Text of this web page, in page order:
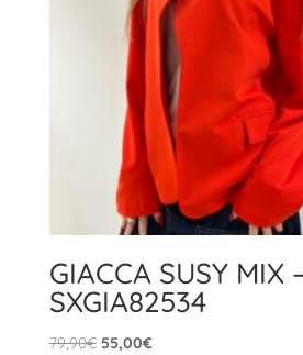
GIACCA SUSY MIX
SXGIA82534
79,90€ Il
55,00€Il